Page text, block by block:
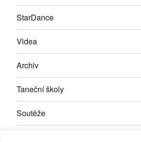
StarDance
Videa
Archiv
Taneční školy
Soutěže